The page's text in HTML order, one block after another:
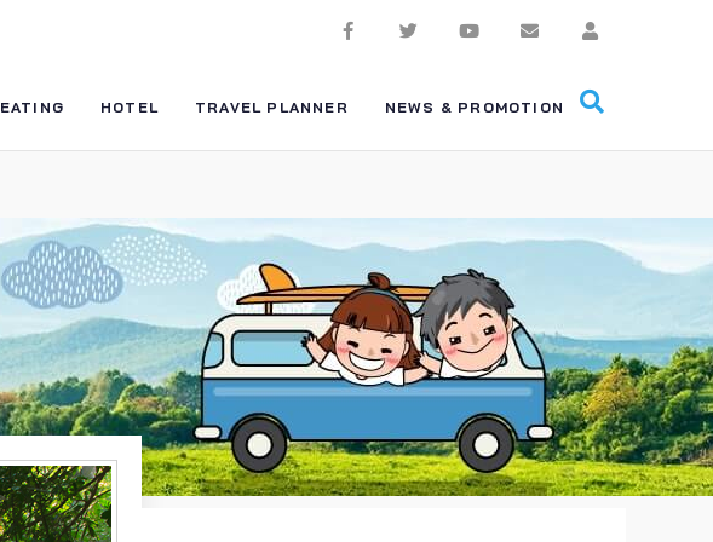
EATING HOTEL TRAVEL PLANNER NEWS & PROMOTION